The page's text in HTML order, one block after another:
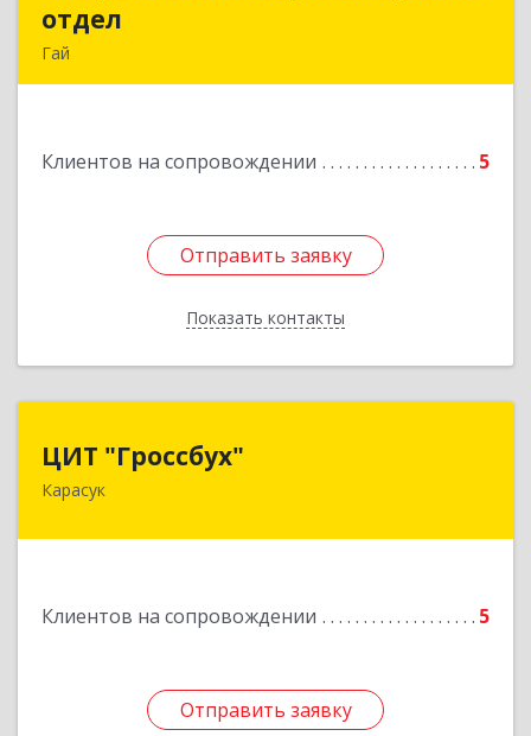
отдел
Гай
Клиентов на сопровождении 5
Отправить заявку
Показать контакты
Подробнее
Отправить заявку
Назад
ЦИТ "Гроссбух"
Карасук
Клиентов на сопровождении 5
Отправить заявку
632861, Новосибирская обл, Карасукский р-н,
Отправить заявку